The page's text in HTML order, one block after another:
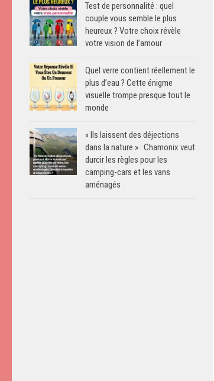
Test de personnalité : quel
couple vous semble le plus
heureux ? Votre choix révèle
votre vision de l’amour
Quel verre contient réellement le
plus d’eau ? Cette énigme
visuelle trompe presque tout le
monde
« Ils laissent des déjections
dans la nature » : Chamonix veut
durcir les règles pour les
camping-cars et les vans
aménagés